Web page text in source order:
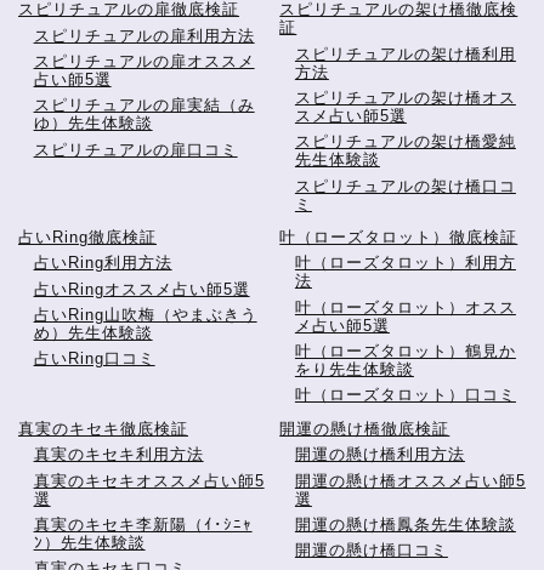
スピリチュアルの扉徹底検証
スピリチュアルの扉利用方法
スピリチュアルの扉オススメ
占い師5選
スピリチュアルの扉実結（み
ゆ）先生体験談
スピリチュアルの扉口コミ
スピリチュアルの架け橋徹底検
証
スピリチュアルの架け橋利用
方法
スピリチュアルの架け橋オス
スメ占い師5選
スピリチュアルの架け橋愛純
先生体験談
スピリチュアルの架け橋口コ
ミ
占いRing徹底検証
占いRing利用方法
占いRingオススメ占い師5選
占いRing山吹梅（やまぶきう
め）先生体験談
占いRing口コミ
叶（ローズタロット）徹底検証
叶（ローズタロット）利用方
法
叶（ローズタロット）オスス
メ占い師5選
叶（ローズタロット）鶴見か
をり先生体験談
叶（ローズタロット）口コミ
真実のキセキ徹底検証
真実のキセキ利用方法
真実のキセキオススメ占い師5
選
真実のキセキ李新陽（ｲ･ｼﾆｬ
ﾝ）先生体験談
開運の懸け橋徹底検証
開運の懸け橋利用方法
開運の懸け橋オススメ占い師5
選
開運の懸け橋鳳条先生体験談
開運の懸け橋口コミ